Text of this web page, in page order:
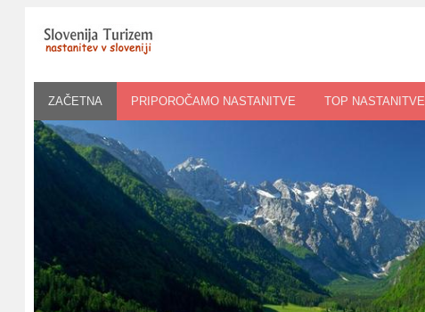
ZAČETNA PRIPOROČAMO NASTANITVE TOP NASTANITVE